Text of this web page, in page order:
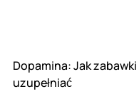
Dopamina: Jak
uzupełniać